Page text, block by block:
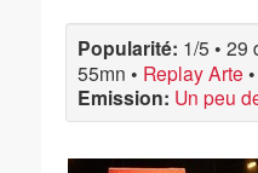
Popularité: 1/5 • 29
55mn • Replay Arte •
Emission: Un peu